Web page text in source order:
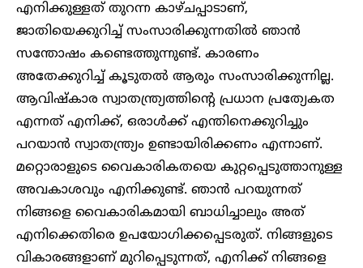
എനിക്കുള്ളത് തുറന്ന കാഴ്ചപ്പാടാണ്,
ജാതിയെക്കുറിച്ച് സംസാരിക്കുന്നതിൽ ഞാൻ
സന്തോഷം കണ്ടെത്തുന്നുണ്ട്. കാരണം
അതേക്കുറിച്ച് കൂടുതൽ ആരും സംസാരിക്കുന്നില്ല.
ആവിഷ്‌കാര സ്വാതന്ത്ര്യത്തിന്റെ പ്രധാന പ്രത്യേകത
എന്നത് എനിക്ക്, ഒരാൾക്ക് എന്തിനെക്കുറിച്ചും
പറയാൻ സ്വാതന്ത്ര്യം ഉണ്ടായിരിക്കണം എന്നാണ്.
മറ്റൊരാളുടെ വൈകാരികതയെ കുറ്റപ്പെടുത്താനുള്ള
അവകാശവും എനിക്കുണ്ട്. ഞാൻ പറയുന്നത്
നിങ്ങളെ വൈകാരികമായി ബാധിച്ചാലും അത്
എനിക്കെതിരെ ഉപയോഗിക്കപ്പെടരുത്. നിങ്ങളുടെ
വികാരങ്ങളാണ് മുറിപ്പെടുന്നത്, എനിക്ക് നിങ്ങളെ